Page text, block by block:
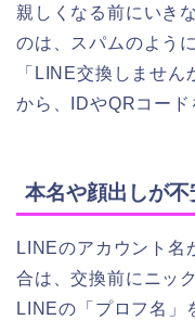
親しくなる前にいき
のは、スパムのよう
「LINE交換しませ
から、IDやQRコード
本名や顔出しが
LINEのアカウント名
合は、交換前にニッ
LINEの「プロフ名」